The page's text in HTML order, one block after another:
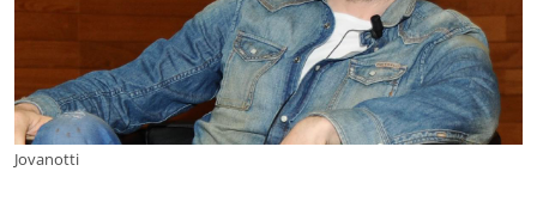
Jovanotti